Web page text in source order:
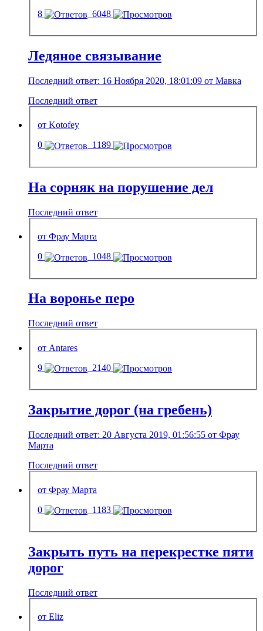
8
6048
Ледяное связывание
Последний ответ: 16 Ноября 2020, 18:01:09 от Мавка
Последний ответ
от Kotofey
0
1189
На сорняк на порушение дел
Последний ответ
от Фрау Марта
0
1048
На воронье перо
Последний ответ
от Antares
9
2140
Закрытие дорог (на гребень)
Последний ответ: 20 Августа 2019, 01:56:55 от Фрау
Марта
Последний ответ
от Фрау Марта
0
1183
Закрыть путь на перекрестке пяти
дорог
Последний ответ
от Eliz